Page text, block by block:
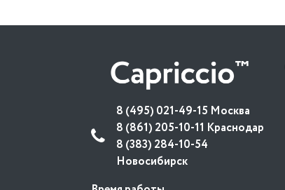
8 (495) 021-49-15 Москва
8 (861) 205-10-11 Краснодар
8 (383) 284-10-54
Новосибирск